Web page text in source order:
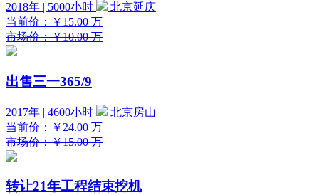
2018年 | 5000小时
北京延庆
当前价：
￥15.00 万
市场价：￥10.00 万
出售三一365/9
2017年 | 4600小时
北京房山
当前价：
￥24.00 万
市场价：￥15.00 万
转让21年工程结束挖机